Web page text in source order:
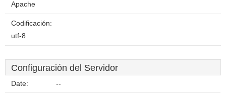
Apache
Codificación:
utf-8
Configuración del Servidor
Date: --